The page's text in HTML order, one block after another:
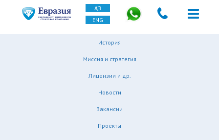
ҚАЗ
ENG
История
Миссия и стратегия
Лицензии и др.
Новости
Вакансии
Проекты